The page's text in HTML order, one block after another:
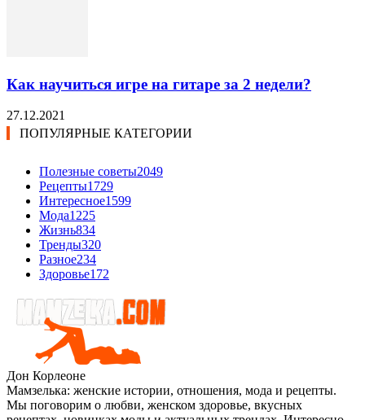
Как научиться игре на гитаре за 2 недели?
27.12.2021
ПОПУЛЯРНЫЕ КАТЕГОРИИ
Полезные советы2049
Рецепты1729
Интересное1599
Мода1225
Жизнь834
Тренды320
Разное234
Здоровье172
Дон Корлеоне
Мамзелька: женские истории, отношения, мода и рецепты.
Мы поговорим о любви, женском здоровье, вкусных